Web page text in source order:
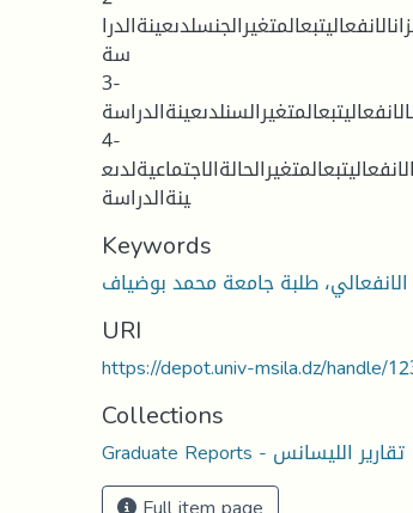
سة
3-
4-
ينةالدراسة
Keywords
طلبة جامعة محمد بوضياف
URI
https://depot.univ-msila.dz/handle/
Collections
Graduate Reports - تقارير الليسانس